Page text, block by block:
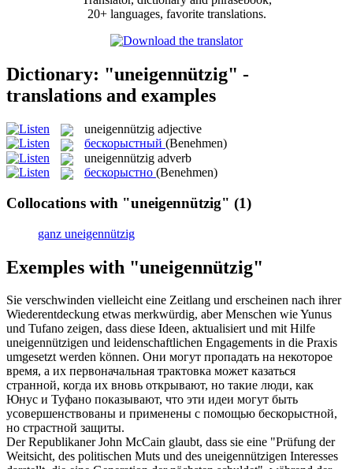
20+ languages, favorite translations.
Dictionary: "uneigennützig" -
translations and examples
uneigennützig adjective
бескорыстный (Benehmen)
uneigennützig adverb
бескорыстно (Benehmen)
Collocations with "uneigennützig" (1)
ganz uneigennützig
Exemples with "uneigennützig"
Sie verschwinden vielleicht eine Zeitlang und erscheinen nach ihrer
Wiederentdeckung etwas merkwürdig, aber Menschen wie Yunus
und Tufano zeigen, dass diese Ideen, aktualisiert und mit Hilfe
uneigennützigen und leidenschaftlichen Engagements in die Praxis
umgesetzt werden können. Они могут пропадать на некоторое
время, а их первоначальная трактовка может казаться
странной, когда их вновь открывают, но такие люди, как
Юнус и Туфано показывают, что эти идеи могут быть
усовершенствованы и применены с помощью бескорыстной,
но страстной защиты.
Der Republikaner John McCain glaubt, dass sie eine "Prüfung der
Weitsicht, des politischen Muts und des uneigennützigen Interesses